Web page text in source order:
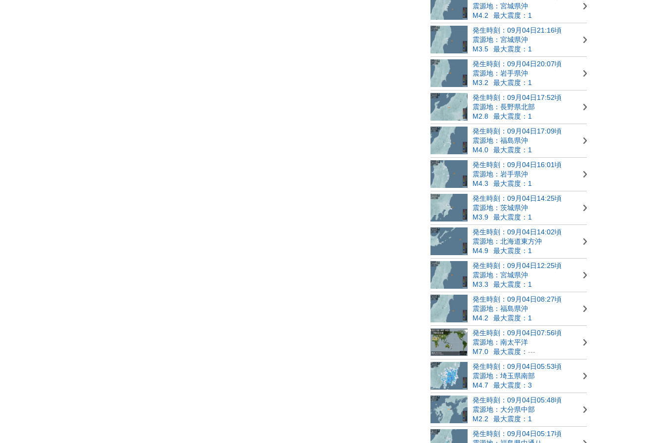
震源地：宮城県沖
M4.2
最大震度：1
発生時刻：09月04日21:16頃
震源地：宮城県沖
M3.5
最大震度：1
発生時刻：09月04日20:07頃
震源地：岩手県沖
M3.2
最大震度：1
発生時刻：09月04日17:52頃
震源地：長野県北部
M2.8
最大震度：1
発生時刻：09月04日17:09頃
震源地：福島県沖
M4.0
最大震度：1
発生時刻：09月04日16:01頃
震源地：岩手県沖
M4.3
最大震度：1
発生時刻：09月04日14:25頃
震源地：茨城県沖
M3.9
最大震度：1
発生時刻：09月04日14:02頃
震源地：北海道東方沖
M4.9
最大震度：1
発生時刻：09月04日12:25頃
震源地：宮城県沖
M3.3
最大震度：1
発生時刻：09月04日08:27頃
震源地：福島県沖
M4.2
最大震度：1
発生時刻：09月04日07:56頃
震源地：南太平洋
M7.0
最大震度： ---
発生時刻：09月04日05:53頃
震源地：埼玉県南部
M4.7
最大震度：3
発生時刻：09月04日05:48頃
震源地：大分県中部
M2.2
最大震度：1
発生時刻：09月04日05:17頃